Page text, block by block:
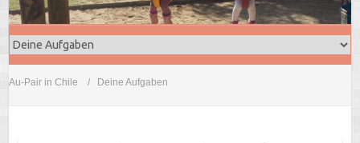
Au-Pair in Chile Deine Aufgaben